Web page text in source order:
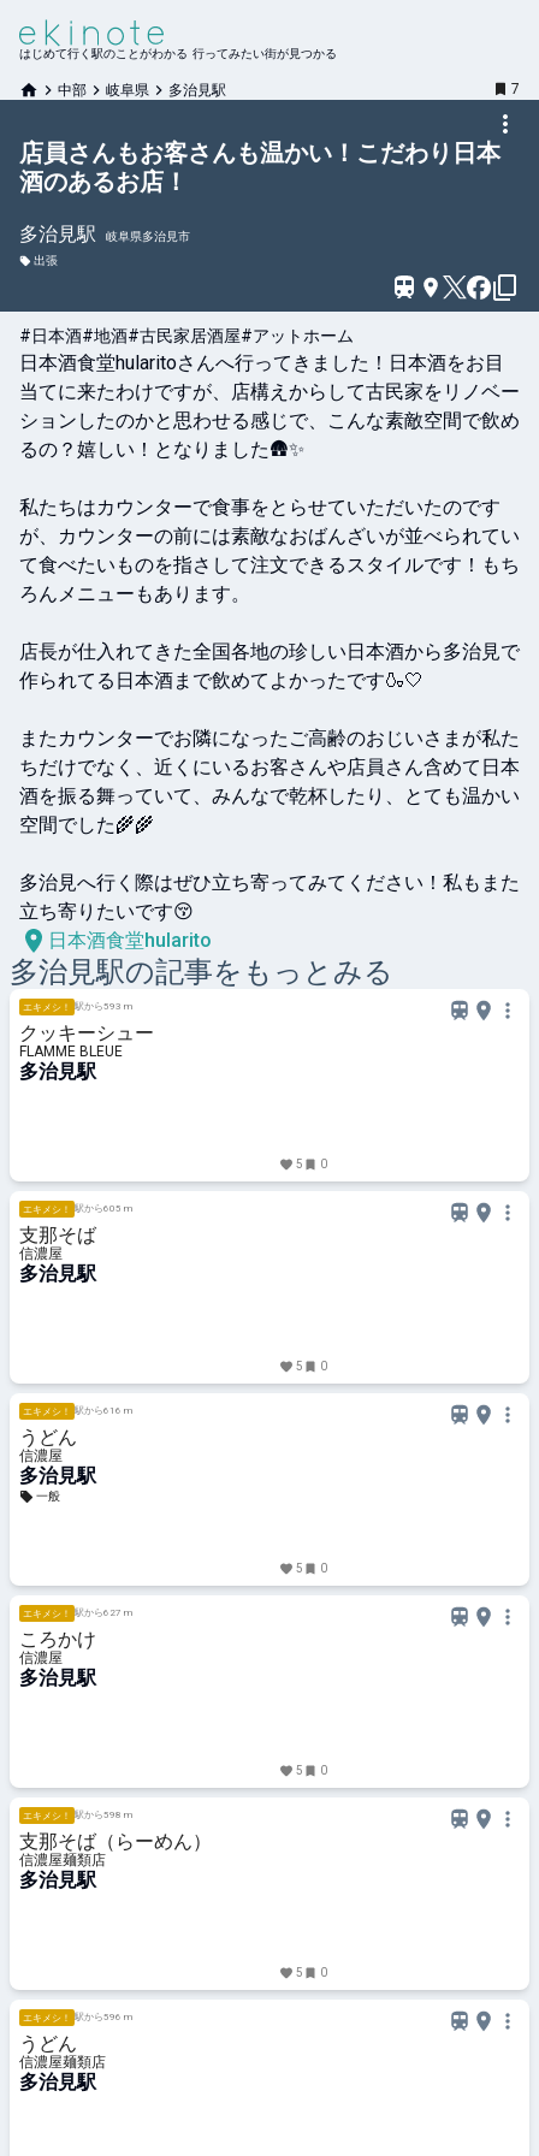
はじめて行く駅のことがわかる 行ってみたい街が見つかる
中部 岐阜県 多治見駅 7
店員さんもお客さんも温かい！こだわり日本
酒のあるお店！
多治見駅
岐阜県多治見市
出張
#日本酒#地酒#古民家居酒屋#アットホーム
日本酒食堂hularitoさんへ行ってきました！日本酒をお目
当てに来たわけですが、店構えからして古民家をリノベー
ションしたのかと思わせる感じで、こんな素敵空間で飲め
るの？嬉しい！となりました🛖✨
私たちはカウンターで食事をとらせていただいたのです
が、カウンターの前には素敵なおばんざいが並べられてい
て食べたいものを指さして注文できるスタイルです！もち
ろんメニューもあります。
店長が仕入れてきた全国各地の珍しい日本酒から多治見で
作られてる日本酒まで飲めてよかったです🍶🤍
またカウンターでお隣になったご高齢のおじいさまが私た
ちだけでなく、近くにいるお客さんや店員さん含めて日本
酒を振る舞っていて、みんなで乾杯したり、とても温かい
空間でした🌾🌾
多治見へ行く際はぜひ立ち寄ってみてください！私もまた
立ち寄りたいです😚
日本酒食堂hularito
多治見駅の記事をもっとみる
エキメシ！ 駅から593 m
クッキーシュー
FLAMME BLEUE
多治見駅
5 0
エキメシ！ 駅から605 m
支那そば
信濃屋
多治見駅
5 0
エキメシ！ 駅から616 m
うどん
信濃屋
多治見駅
一般
5 0
エキメシ！ 駅から627 m
ころかけ
信濃屋
多治見駅
5 0
エキメシ！ 駅から598 m
支那そば（らーめん）
信濃屋麺類店
多治見駅
5 0
エキメシ！ 駅から596 m
うどん
信濃屋麺類店
多治見駅